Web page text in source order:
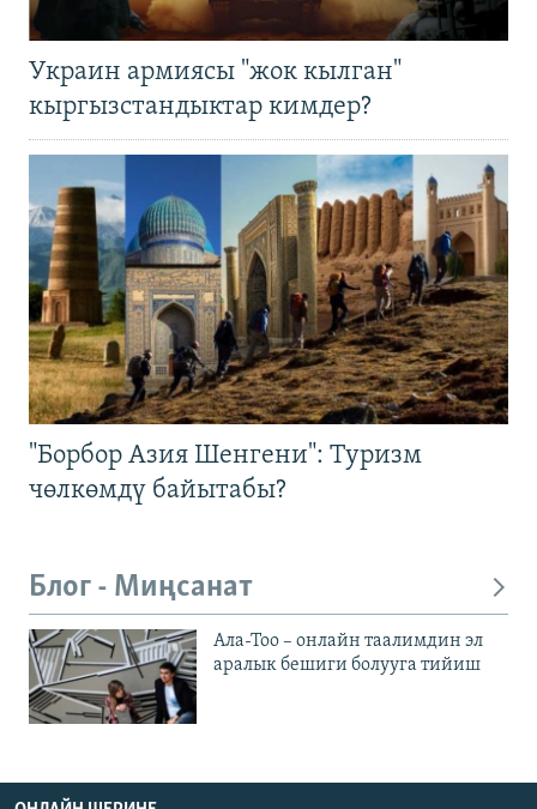
Украин армиясы "жок кылган"
кыргызстандыктар кимдер?
"Борбор Азия Шенгени": Туризм
чөлкөмдү байытабы?
Блог - Миңсанат
Ала-Тоо – онлайн таалимдин эл
аралык бешиги болууга тийиш